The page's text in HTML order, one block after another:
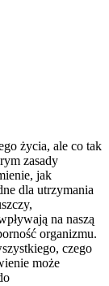
życia, ale co tak
zasady
jak
dla utrzymania
na naszą
organizmu.
czego
może